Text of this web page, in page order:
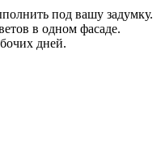
под вашу задумку.
в одном фасаде.
дней.